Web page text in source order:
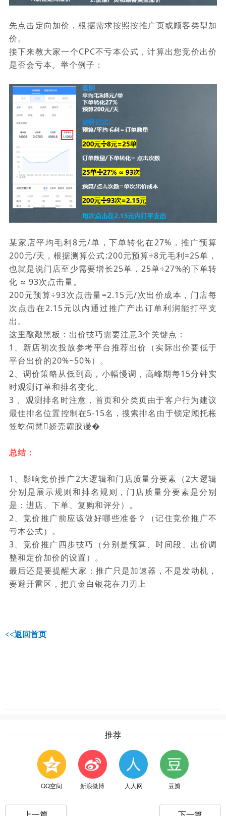
先点击定向加价，根据需求按照按推广页或顾客类型加
价。
接下来教大家一个CPC不亏本公式，计算出您竞价出价
是否会亏本。举个例子：
某家店平均毛利8元/单，下单转化在27%，推广预算
200元/天，根据测算公式:200元预算÷8元毛利=25单，
也就是说门店至少需要增长25单，25单÷27%的下单转
化 ≈ 93次点击量。
200元预算÷93次点击量=2.15元/次出价成本，门店每
次点击在2.15元以内通过推广产出订单利润能打平支
出。
这里敲敲黑板：出价技巧需要注意3个关键点：
1、新店初次投放参考平台推荐出价（实际出价要低于
平台出价的20%~50%）。
2、调价策略从低到高，小幅慢调，高峰期每15分钟实
时观测订单和排名变化。
3 、观测排名时注意，首页和分类页由于客户行为建议
最佳排名位置控制在5-15名，搜索排名由于锁定顾托枨
笠虼伺琶娇壳霸胶谩�
总结：
1、影响竞价推广2大逻辑和门店质量分要素（2大逻辑
分别是展示规则和排名规则，门店质量分要素是分别
是：进店、下单、复购和评分）。
2、竞价推广前应该做好哪些准备？（记住竞价推广不
亏本公式）。
3、竞价推广四步技巧（分别是预算、时间段、出价调
整和定价加价的设置）。
最后还是要提醒大家：推广只是加速器，不是发动机，
要避开雷区，把真金白银花在刀刃上
<<返回首页
推荐
QQ空间 新浪微博 人人网 豆瓣